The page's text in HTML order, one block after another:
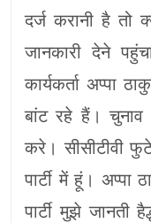
दर्ज करानी है तो
जानकारी देने
कार्यकर्ता अप्पा
बांट रहे हैं।
करे। सीसीटीवी
पार्टी में हूं। अप्पा
पार्टी मुझे जानती